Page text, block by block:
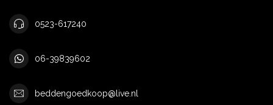
0523-617240
06-39839602
beddengoedkoop@live.nl